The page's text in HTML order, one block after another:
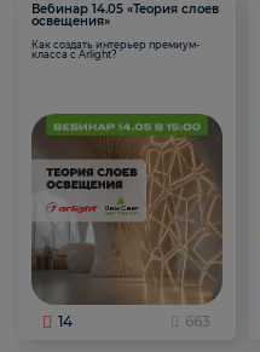
Вебинар 14.05 «Теория слоев
освещения»
Как создать интерьер премиум-
класса с Arlight?
14 663